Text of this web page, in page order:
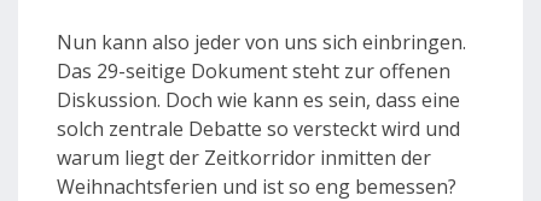
Nun kann also jeder von uns sich einbringen.
Das 29-seitige Dokument steht zur offenen
Diskussion. Doch wie kann es sein, dass eine
solch zentrale Debatte so versteckt wird und
warum liegt der Zeitkorridor inmitten der
Weihnachtsferien und ist so eng bemessen?